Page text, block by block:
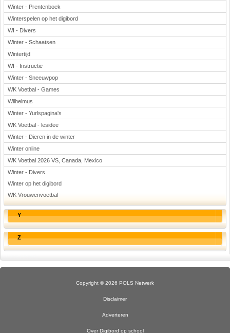
Winter - Prentenboek
Winterspelen op het digibord
WI - Divers
Winter - Schaatsen
Wintertijd
WI - Instructie
Winter - Sneeuwpop
WK Voetbal - Games
Wilhelmus
Winter - Yurlspagina's
WK Voetbal - lesidee
Winter - Dieren in de winter
Winter online
WK Voetbal 2026 VS, Canada, Mexico
Winter - Divers
Winter op het digibord
WK Vrouwenvoetbal
Y
Z
Copyright © 2026 POLS Netwerk
Disclaimer
Adverteren
Over Digibord op school